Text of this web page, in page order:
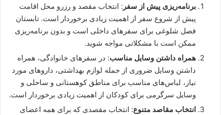
برنامه‌ریزی پیش از سفر : انتخاب مقصد و رزرو محل اقامت
پیش از شروع سفر از اهمیت زیادی برخوردار است. تابستان
فصل شلوغی برای سفرهای داخلی است و بدون برنامه‌ریزی
ممکن است با مشکلاتی مواجه شوید.
همراه داشتن وسایل مناسب: در سفرهای خانوادگی، همراه
داشتن وسایل ضروری از جمله لوازم بهداشتی، داروهای مورد
نیاز، لباس‌های مناسب برای مناطق کوهستانی و ساحلی و
وسایل سرگرمی برای کودکان از اهمیت زیادی برخوردار است.
انتخاب مقاصد متنوع: انتخاب مقصدی که برای همه اعضای